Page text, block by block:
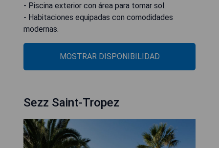
- Piscina exterior con área para tomar sol.
- Habitaciones equipadas con comodidades
modernas.
MOSTRAR DISPONIBILIDAD
Sezz Saint-Tropez